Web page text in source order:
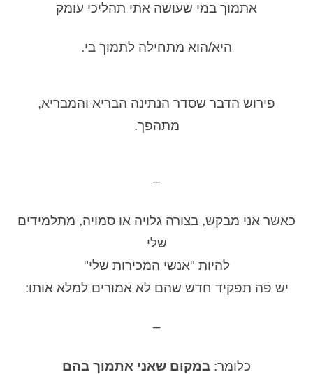
אתמוך במי שעושה אתי תהליכי עומק
היא/הוא מתחילה לתמוך בי.
פירוש הדבר שסדר הנתינה הבריא והמבריא,
מתהפך.
–
כאשר אני מבקש, בצורה גלויה או סמויה, מתלמידים
שלי
להיות "אנשי המכירות שלי"
יש פה תפקיד חדש שהם לא אמורים למלא אותו:
–
כלומר: במקום שאני אתמוך בהם